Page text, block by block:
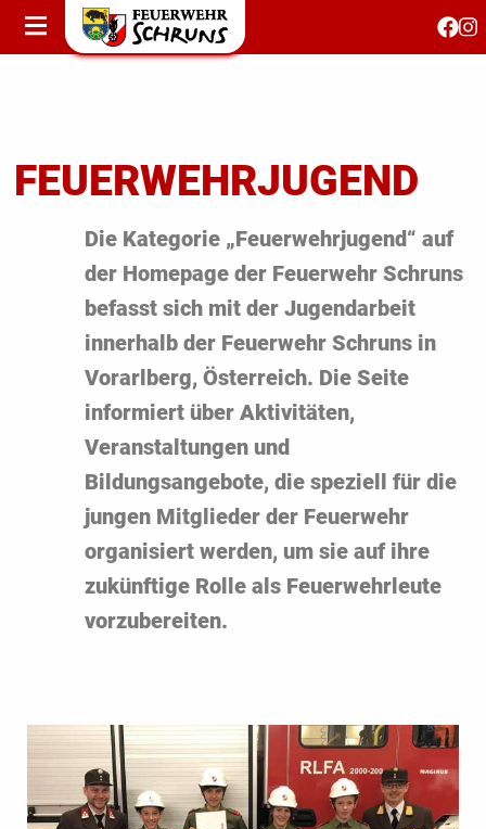
STARTSEITE
AKTUELLES
KONTAKT
FEUERWEHRJUGEND
Die Kategorie „Feuerwehrjugend“ auf
der Homepage der Feuerwehr Schruns
befasst sich mit der Jugendarbeit
innerhalb der Feuerwehr Schruns in
Vorarlberg, Österreich. Die Seite
informiert über Aktivitäten,
Veranstaltungen und
Bildungsangebote, die speziell für die
jungen Mitglieder der Feuerwehr
organisiert werden, um sie auf ihre
zukünftige Rolle als Feuerwehrleute
vorzubereiten.